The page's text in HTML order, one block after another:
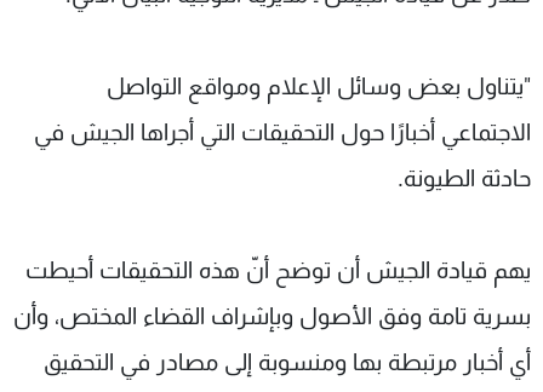
"يتناول بعض وسائل الإعلام ومواقع التواصل
الاجتماعي أخبارًا حول التحقيقات التي أجراها الجيش في
حادثة الطيونة.
يهم قيادة الجيش أن توضح أنّ هذه التحقيقات أحيطت
بسرية تامة وفق الأصول وبإشراف القضاء المختص، وأن
أي أخبار مرتبطة بها ومنسوبة إلى مصادر في التحقيق
عن MTV
لاعلاناتكم
وظائف